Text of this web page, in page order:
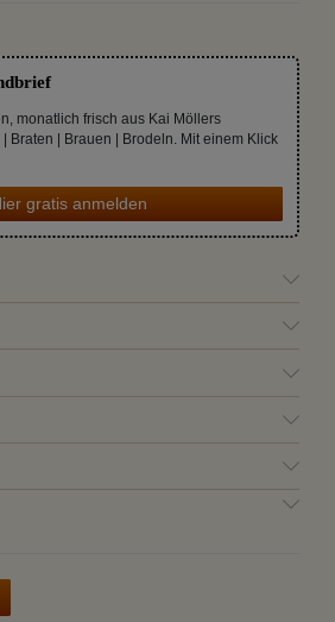
monatlich frisch aus Kai Möllers
Braten | Brauen | Brodeln. Mit einem Klick
gratis anmelden